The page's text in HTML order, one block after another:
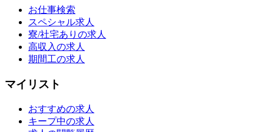
お仕事検索
スペシャル求人
寮/社宅ありの求人
高収入の求人
期間工の求人
マイリスト
おすすめの求人
キープ中の求人